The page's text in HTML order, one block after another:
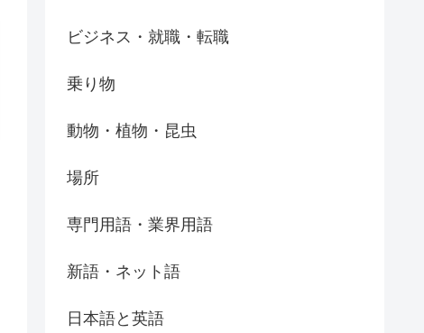
ビジネス・就職・転職
乗り物
動物・植物・昆虫
場所
専門用語・業界用語
新語・ネット語
日本語と英語